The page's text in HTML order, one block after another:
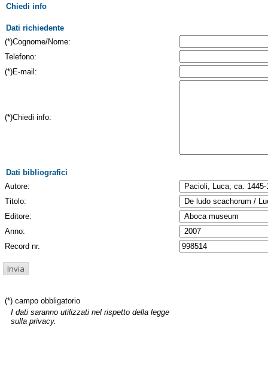
Chiedi info
Dati richiedente
(*)Cognome/Nome:
Telefono:
(*)E-mail:
(*)Chiedi info:
Dati bibliografici
Autore:
Titolo:
Editore:
Anno:
Record nr.
(*) campo obbligatorio
I dati saranno utilizzati nel rispetto della legge
sulla privacy.